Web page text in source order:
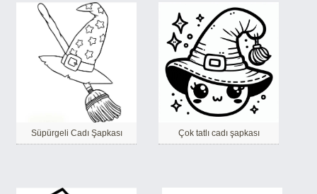
Süpürgeli Cadı Şapkası Çok tatlı cadı şapkası